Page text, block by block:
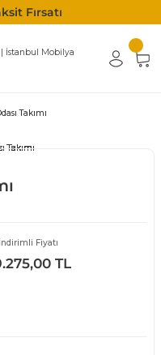
Fırsatı
Takımı
Fiyatı
TL